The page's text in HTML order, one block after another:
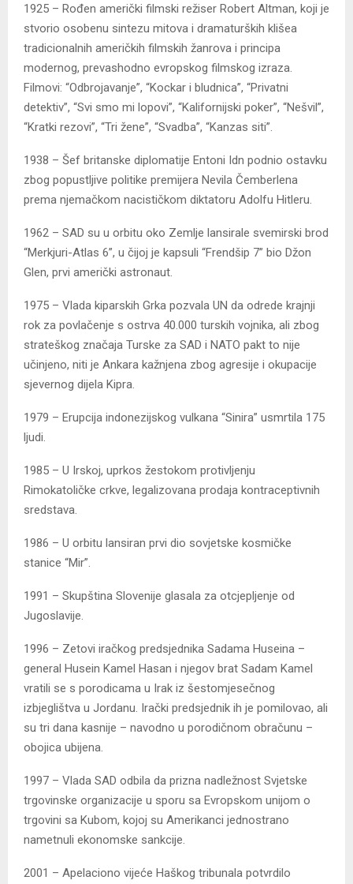
1925 – Rođen američki filmski režiser Robert Altman, koji je
stvorio osobenu sintezu mitova i dramaturških klišea
tradicionalnih američkih filmskih žanrova i principa
modernog, prevashodno evropskog filmskog izraza.
Filmovi: “Odbrojavanje”, “Kockar i bludnica”, “Privatni
detektiv”, “Svi smo mi lopovi”, “Kalifornijski poker”, “Nešvil”,
“Kratki rezovi”, “Tri žene”, “Svadba”, “Kanzas siti”.
1938 – Šef britanske diplomatije Entoni Idn podnio ostavku
zbog popustljive politike premijera Nevila Čemberlena
prema njemačkom nacističkom diktatoru Adolfu Hitleru.
1962 – SAD su u orbitu oko Zemlje lansirale svemirski brod
“Merkjuri-Atlas 6”, u čijoj je kapsuli “Frendšip 7” bio Džon
Glen, prvi američki astronaut.
1975 – Vlada kiparskih Grka pozvala UN da odrede krajnji
rok za povlačenje s ostrva 40.000 turskih vojnika, ali zbog
strateškog značaja Turske za SAD i NATO pakt to nije
učinjeno, niti je Ankara kažnjena zbog agresije i okupacije
sjevernog dijela Kipra.
1979 – Erupcija indonezijskog vulkana “Sinira” usmrtila 175
ljudi.
1985 – U Irskoj, uprkos žestokom protivljenju
Rimokatoličke crkve, legalizovana prodaja kontraceptivnih
sredstava.
1986 – U orbitu lansiran prvi dio sovjetske kosmičke
stanice “Mir”.
1991 – Skupština Slovenije glasala za otcjepljenje od
Jugoslavije.
1996 – Zetovi iračkog predsjednika Sadama Huseina –
general Husein Kamel Hasan i njegov brat Sadam Kamel
vratili se s porodicama u Irak iz šestomjesečnog
izbjeglištva u Jordanu. Irački predsjednik ih je pomilovao, ali
su tri dana kasnije – navodno u porodičnom obračunu –
obojica ubijena.
1997 – Vlada SAD odbila da prizna nadležnost Svjetske
trgovinske organizacije u sporu sa Evropskom unijom o
trgovini sa Kubom, kojoj su Amerikanci jednostrano
nametnuli ekonomske sankcije.
2001 – Apelaciono vijeće Haškog tribunala potvrdilo